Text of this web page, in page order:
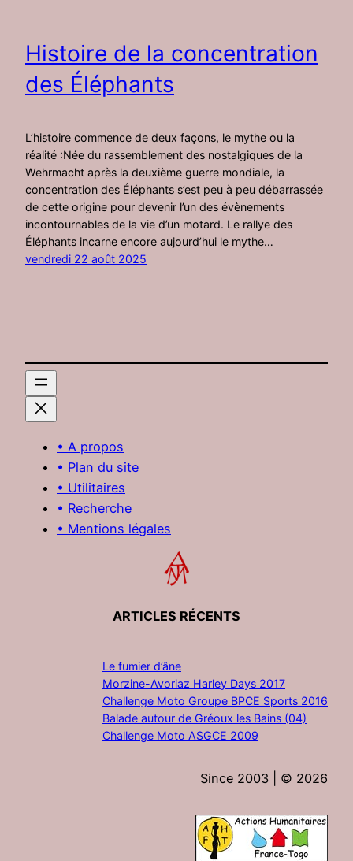
Histoire de la concentration
des Éléphants
L’histoire commence de deux façons, le mythe ou la
réalité :Née du rassemblement des nostalgiques de la
Wehrmacht après la deuxième guerre mondiale, la
concentration des Éléphants s’est peu à peu débarrassée
de cette origine pour devenir l’un des évènements
incontournables de la vie d’un motard. Le rallye des
Éléphants incarne encore aujourd’hui le mythe…
vendredi 22 août 2025
• A propos
• Plan du site
• Utilitaires
• Recherche
• Mentions légales
ARTICLES RÉCENTS
Le fumier d’âne
Morzine-Avoriaz Harley Days 2017
Challenge Moto Groupe BPCE Sports 2016
Balade autour de Gréoux les Bains (04)
Challenge Moto ASGCE 2009
Since 2003 | © 2026